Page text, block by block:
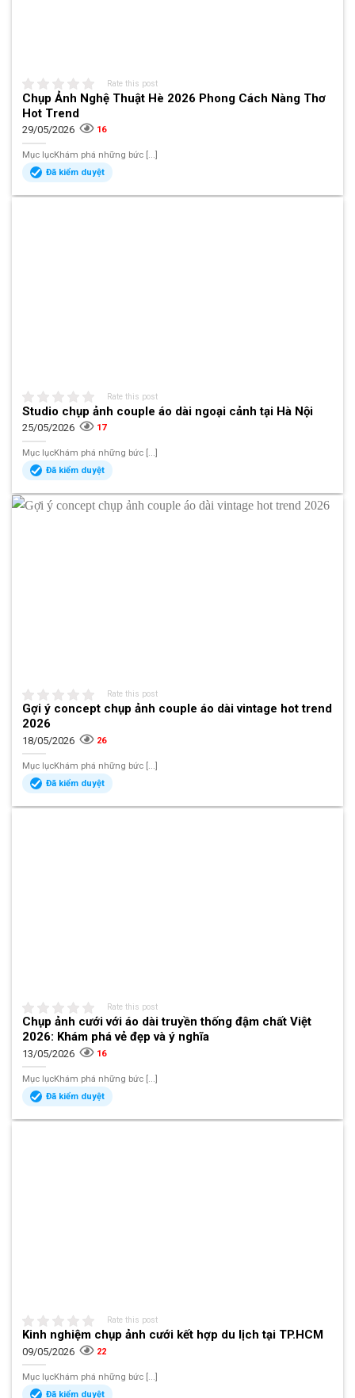
Rate this post
Chụp Ảnh Nghệ Thuật Hè 2026 Phong Cách Nàng Thơ
Hot Trend
29/05/2026 16
Mục lụcKhám phá những bức [...]
Đã kiểm duyệt
Rate this post
Studio chụp ảnh couple áo dài ngoại cảnh tại Hà Nội
25/05/2026 17
Mục lụcKhám phá những bức [...]
Đã kiểm duyệt
Rate this post
Gợi ý concept chụp ảnh couple áo dài vintage hot trend
2026
18/05/2026 26
Mục lụcKhám phá những bức [...]
Đã kiểm duyệt
Rate this post
Chụp ảnh cưới với áo dài truyền thống đậm chất Việt
2026: Khám phá vẻ đẹp và ý nghĩa
13/05/2026 16
Mục lụcKhám phá những bức [...]
Đã kiểm duyệt
Rate this post
Kinh nghiệm chụp ảnh cưới kết hợp du lịch tại TP.HCM
09/05/2026 22
Mục lụcKhám phá những bức [...]
Đã kiểm duyệt